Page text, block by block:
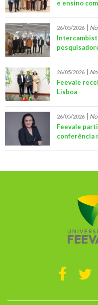
e ensino
26/05/2026
26/05/2026
Feevale
Lisboa
26/05/2026
Feevale
conferência